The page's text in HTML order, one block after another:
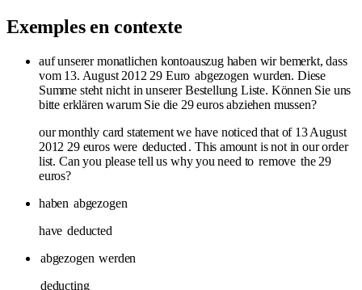
Exemples en contexte
auf unserer monatlichen kontoauszug haben wir bemerkt, dass
vom 13. August 2012 29 Euro abgezogen wurden. Diese
Summe steht nicht in unserer Bestellung Liste. Können Sie uns
bitte erklären warum Sie die 29 euros abziehen mussen?
our monthly card statement we have noticed that of 13 August
2012 29 euros were deducted . This amount is not in our order
list. Can you please tell us why you need to remove the 29
euros?
haben abgezogen
have deducted
abgezogen werden
deducting